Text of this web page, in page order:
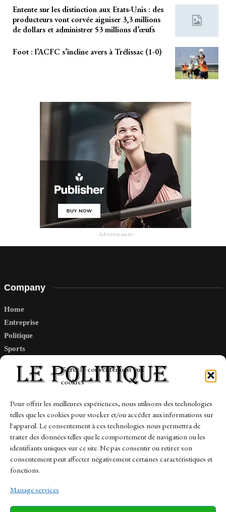
Gérer le consentement aux
cookies
Pour offrir les meilleures expériences, nous utilisons des technologies
telles que les cookies pour stocker et/ou accéder aux informations sur
l'appareil. Le consentement à ces technologies nous permettra de
traiter des données telles que le comportement de navigation ou les
identifiants uniques sur ce site. Ne pas consentir ou retirer son
consentement peut affecter négativement certaines caractéristiques et
fonctions.
Manage services
Entente sur les distinction aux Etats-Unis : des
producteurs vont corvée aiguiser 3,3 millions
de dollars et administrer 53 millions d’œufs
Foot : l’ACFC s’incline avers à Trélissac (1-0)
- Advertisement -
Company
Home
Entreprise
Politique
Sports
Links
Contact
Sitemap
News Finance-Marches Politics